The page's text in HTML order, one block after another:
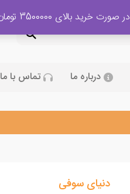
درباره ما تماس با ما
دنیای سوفی
در صورت خرید بالای 3500000 تومان ارسال پستی رایگان میباشد.